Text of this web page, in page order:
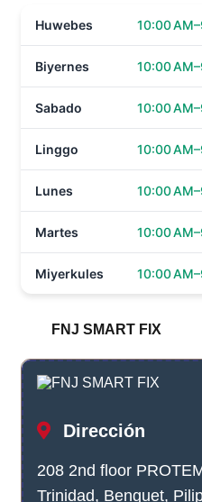
Huwebes 10:00
Biyernes 10:00
Sabado 10:00
Linggo 10:00
Lunes 10:00
Martes 10:00
Miyerkules 10:00
FNJ SMART FIX
Dirección
208 2nd floor
Trinidad, Benguet,